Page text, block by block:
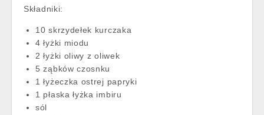
Składniki:
10 skrzydełek kurczaka
4 łyżki miodu
2 łyżki oliwy z oliwek
5 ząbków czosnku
1 łyżeczka ostrej papryki
1 płaska łyżka imbiru
sól